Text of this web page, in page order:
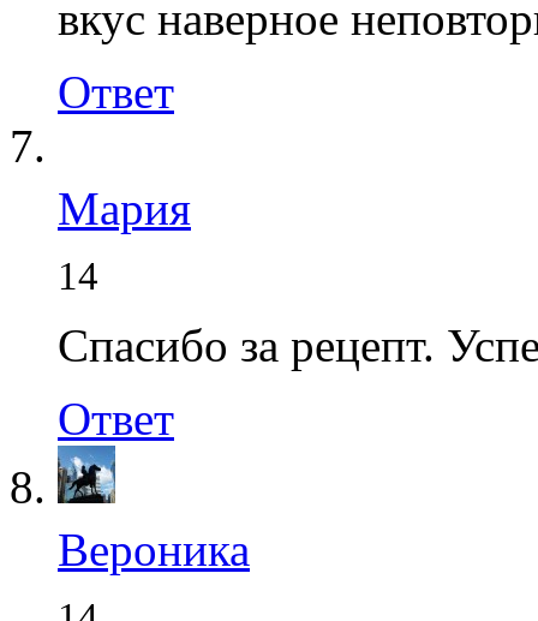
вкус наверное
Ответ
Мария
14
Спасибо за рецепт.
Ответ
Вероника